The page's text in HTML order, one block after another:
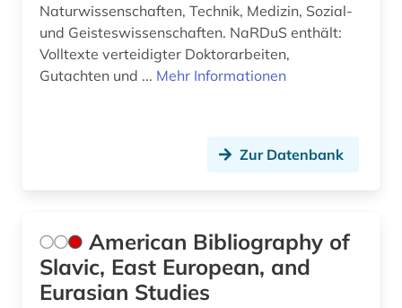
Naturwissenschaften, Technik, Medizin, Sozial-
und Geisteswissenschaften. NaRDuS enthält:
Volltexte verteidigter Doktorarbeiten,
Gutachten und ... Mehr Informationen
Zur Datenbank
American Bibliography of
Slavic, East European, and
Eurasian Studies